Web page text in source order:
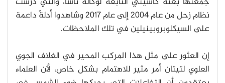
نظام زحل من عام 2004 إلى عام 2017 وشاهدوا أدلةً داعمة
على السيكلوبروبينيلين في تلك الملاحظات.
إن العثور على مثل هذا المركب المحير في الغلاف الجوي
العلوي لتيتان أمر مثير للاهتمام بشكل خاص، لأن العلماء